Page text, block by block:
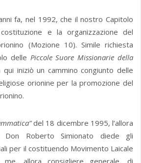
fa, nel 1992, che il nostro Capitolo
e la organizzazione del
(Mozione 10). Simile richiesta
delle Piccole Suore Missionarie della
iniziò un cammino congiunto delle
orionine per la promozione del
del 18 dicembre 1995, l’allora
Don Roberto Simionato diede gli
per il costituendo Movimento Laicale